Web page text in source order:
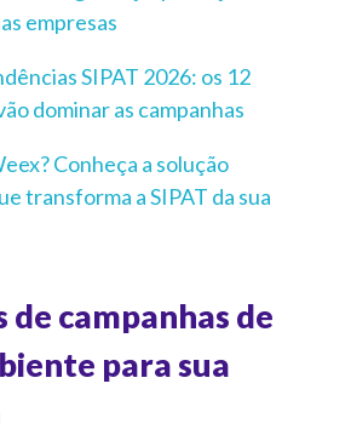
empresas
SIPAT 2026: os 12
dominar as campanhas
Conheça a solução
transforma a SIPAT da sua
de campanhas de
para sua